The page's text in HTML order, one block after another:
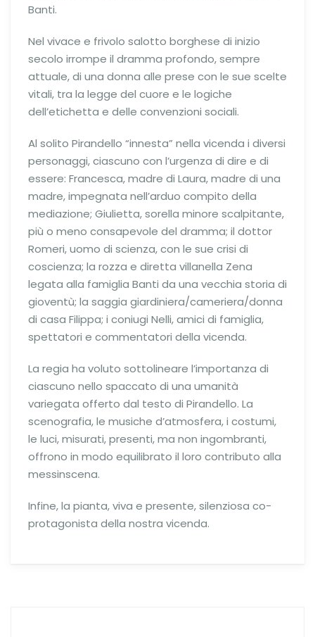
Banti.
Nel vivace e frivolo salotto borghese di inizio
secolo irrompe il dramma profondo, sempre
attuale, di una donna alle prese con le sue scelte
vitali, tra la legge del cuore e le logiche
dell’etichetta e delle convenzioni sociali.
Al solito Pirandello “innesta” nella vicenda i diversi
personaggi, ciascuno con l’urgenza di dire e di
essere: Francesca, madre di Laura, madre di una
madre, impegnata nell’arduo compito della
mediazione; Giulietta, sorella minore scalpitante,
più o meno consapevole del dramma; il dottor
Romeri, uomo di scienza, con le sue crisi di
coscienza; la rozza e diretta villanella Zena
legata alla famiglia Banti da una vecchia storia di
gioventù; la saggia giardiniera/cameriera/donna
di casa Filippa; i coniugi Nelli, amici di famiglia,
spettatori e commentatori della vicenda.
La regia ha voluto sottolineare l’importanza di
ciascuno nello spaccato di una umanità
variegata offerto dal testo di Pirandello. La
scenografia, le musiche d’atmosfera, i costumi,
le luci, misurati, presenti, ma non ingombranti,
offrono in modo equilibrato il loro contributo alla
messinscena.
Infine, la pianta, viva e presente, silenziosa co-
protagonista della nostra vicenda.